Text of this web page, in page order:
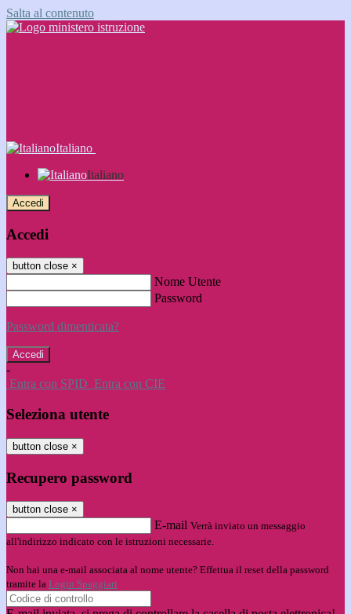
Salta al contenuto
Italiano
Italiano
Accedi
Accedi
button close ×
Nome Utente
Password
Password dimenticata?
-
Entra con SPID Entra con CIE
Seleziona utente
button close ×
Recupero password
button close ×
E-mail Verrà inviato un messaggio
all'indirizzo indicato con le istruzioni necessarie.
Non hai una e-mail associata al nome utente? Effettua il reset della password
tramite la Login Spaggiari